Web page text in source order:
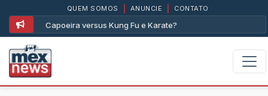
Capoeira versus Kung Fu e Karate?
QUEM SOMOS ANUNCIE CONTATO